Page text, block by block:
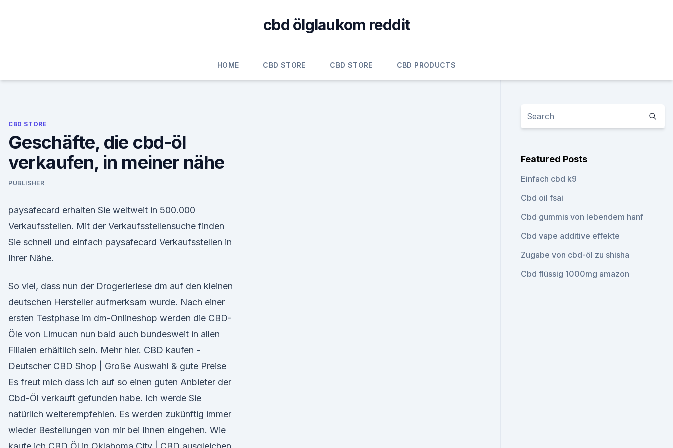
cbd ölglaukom reddit
HOME CBD STORE CBD STORE CBD PRODUCTS
CBD STORE
Geschäfte, die cbd-öl
verkaufen, in meiner nähe
PUBLISHER
paysafecard erhalten Sie weltweit in 500.000
Verkaufsstellen. Mit der Verkaufsstellensuche finden
Sie schnell und einfach paysafecard Verkaufsstellen in
Ihrer Nähe.
So viel, dass nun der Drogerieriese dm auf den kleinen
deutschen Hersteller aufmerksam wurde. Nach einer
ersten Testphase im dm-Onlineshop werden die CBD-
Öle von Limucan nun bald auch bundesweit in allen
Filialen erhältlich sein. Mehr hier. CBD kaufen -
Deutscher CBD Shop | Große Auswahl & gute Preise
Es freut mich dass ich auf so einen guten Anbieter der
Cbd-Öl verkauft gefunden habe. Ich werde Sie
natürlich weiterempfehlen. Es werden zukünftig immer
wieder Bestellungen von mir bei Ihnen eingehen. Wie
Featured Posts
Einfach cbd k9
Cbd oil fsai
Cbd gummis von lebendem hanf
Cbd vape additive effekte
Zugabe von cbd-öl zu shisha
Cbd flüssig 1000mg amazon